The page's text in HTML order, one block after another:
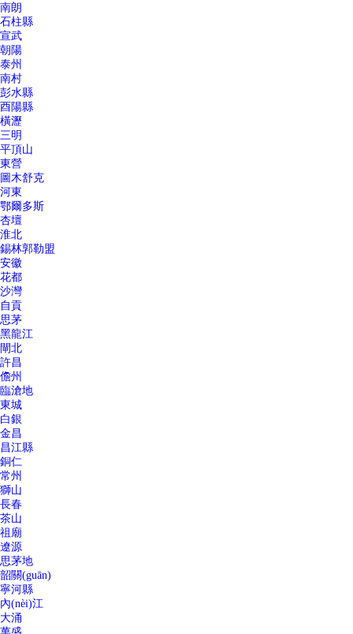
南朗
石柱縣
宣武
朝陽
泰州
南村
彭水縣
酉陽縣
橫瀝
三明
平頂山
東營
圖木舒克
河東
鄂爾多斯
杏壇
淮北
錫林郭勒盟
安徽
花都
沙灣
自貢
思茅
黑龍江
閘北
許昌
儋州
臨滄地
東城
白銀
金昌
昌江縣
銅仁
常州
獅山
長春
茶山
祖廟
遼源
思茅地
韶關(guān)
寧河縣
內(nèi)江
大涌